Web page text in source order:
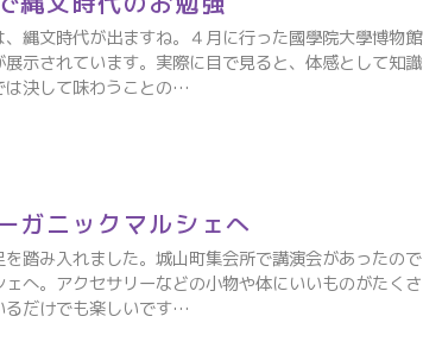
縄文時代が出ますね。４月に行った國學院大學博物館
示されています。実際に目で見ると、体感として知識
は決して味わうことの…
ガニックマルシェへ
踏み入れました。城山町集会所で講演会があったので
へ。アクセサリーなどの小物や体にいいものがたくさ
るだけでも楽しいです…